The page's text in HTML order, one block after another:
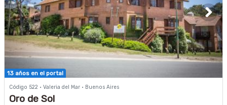
13 años en el portal
Código 522 · Valeria del Mar · Buenos Aires
Oro de Sol